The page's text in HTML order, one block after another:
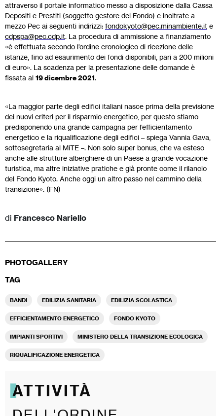
attraverso il portale informatico messo a disposizione dalla Cassa
Depositi e Prestiti (soggetto gestore del Fondo) e inoltrate a
mezzo Pec ai seguenti indirizzi: fondokyoto@pec.minambiente.it e
cdpspa@pec.cdp.it. La procedura di ammissione a finanziamento
«è effettuata secondo l’ordine cronologico di ricezione delle
istanze, fino ad esaurimento dei fondi disponibili, pari a 200 milioni
di euro». La scadenza per la presentazione delle domande è
fissata al 19 dicembre 2021.
«La maggior parte degli edifici italiani nasce prima della previsione
dei nuovi criteri per il risparmio energetico, per questo stiamo
predisponendo una grande campagna per l’efficientamento
energetico e la riqualificazione degli edifici – spiega Vannia Gava,
sottosegretaria al MiTE –. Non solo super bonus, che va esteso
anche alle strutture alberghiere di un Paese a grande vocazione
turistica, ma altre iniziative pratiche e già pronte come il rilancio
del Fondo Kyoto. Anche oggi un altro passo nel cammino della
transizione». (FN)
di Francesco Nariello
PHOTOGALLERY
TAG
BANDI EDILIZIA SANITARIA EDILIZIA SCOLASTICA
EFFICIENTAMENTO ENERGETICO FONDO KYOTO
IMPIANTI SPORTIVI MINISTERO DELLA TRANSIZIONE ECOLOGICA
RIQUALIFICAZIONE ENERGETICA
ATTIVITÀ